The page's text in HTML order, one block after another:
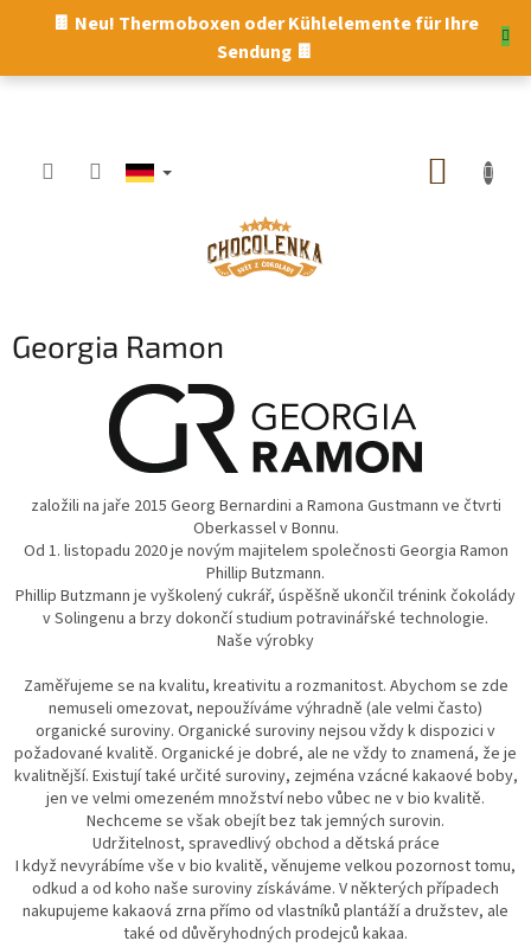
🍫 Neu! Thermoboxen oder Kühlelemente für Ihre
Sendung 🍫
Georgia Ramon
založili na jaře 2015 Georg Bernardini a Ramona Gustmann ve čtvrti
Oberkassel v Bonnu.
Od 1. listopadu 2020 je novým majitelem společnosti Georgia Ramon
Phillip Butzmann.
Phillip Butzmann je vyškolený cukrář, úspěšně ukončil trénink čokolády
v Solingenu a brzy dokončí studium potravinářské technologie.
Naše výrobky
Zaměřujeme se na kvalitu, kreativitu a rozmanitost. Abychom se zde
nemuseli omezovat, nepoužíváme výhradně (ale velmi často)
organické suroviny. Organické suroviny nejsou vždy k dispozici v
požadované kvalitě. Organické je dobré, ale ne vždy to znamená, že je
kvalitnější. Existují také určité suroviny, zejména vzácné kakaové boby,
jen ve velmi omezeném množství nebo vůbec ne v bio kvalitě.
Nechceme se však obejít bez tak jemných surovin.
Udržitelnost, spravedlivý obchod a dětská práce
I když nevyrábíme vše v bio kvalitě, věnujeme velkou pozornost tomu,
odkud a od koho naše suroviny získáváme. V některých případech
nakupujeme kakaová zrna přímo od vlastníků plantáží a družstev, ale
také od důvěryhodných prodejců kakaa.